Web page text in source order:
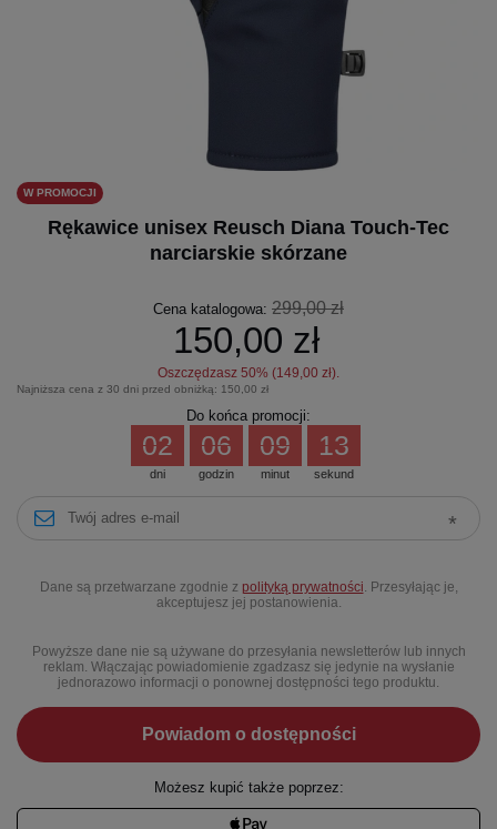
W PROMOCJI
Rękawice unisex Reusch Diana Touch-Tec
narciarskie skórzane
Cena katalogowa: 299,00 zł
150,00 zł
Oszczędzasz 50% (149,00 zł).
Najniższa cena z 30 dni przed obniżką: 150,00 zł
Do końca promocji:
dni
02
godzin
06
minut
09
sekund
13
Dane są przetwarzane zgodnie z polityką prywatności . Przesyłając je,
akceptujesz jej postanowienia.
Powyższe dane nie są używane do przesyłania newsletterów lub innych
reklam. Włączając powiadomienie zgadzasz się jedynie na wysłanie
jednorazowo informacji o ponownej dostępności tego produktu.
Powiadom o dostępności
Możesz kupić także poprzez: